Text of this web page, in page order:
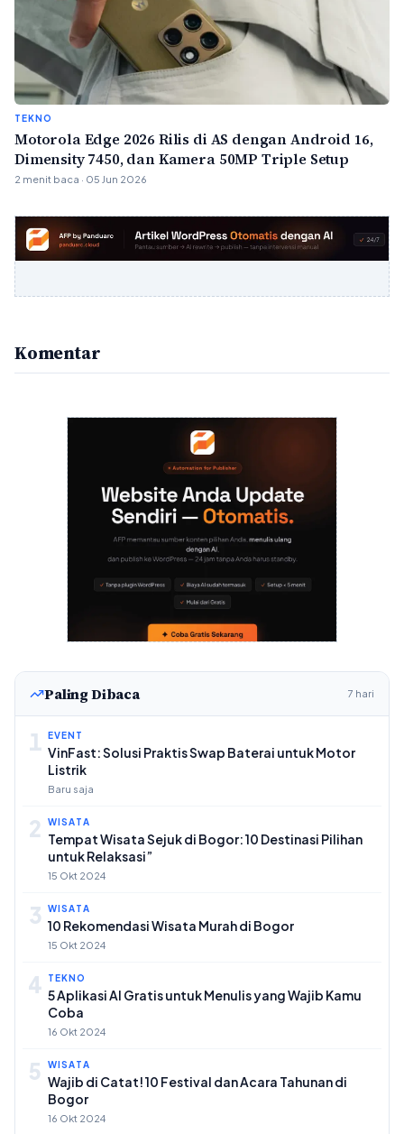
TEKNO
Motorola Edge 2026 Rilis di AS dengan Android 16,
Dimensity 7450, dan Kamera 50MP Triple Setup
2 menit baca · 05 Jun 2026
Komentar
Paling Dibaca 7 hari
1 EVENT
VinFast: Solusi Praktis Swap Baterai untuk Motor
Listrik
Baru saja
2 WISATA
Tempat Wisata Sejuk di Bogor: 10 Destinasi Pilihan
untuk Relaksasi”
15 Okt 2024
3 WISATA
10 Rekomendasi Wisata Murah di Bogor
15 Okt 2024
4 TEKNO
5 Aplikasi AI Gratis untuk Menulis yang Wajib Kamu
Coba
16 Okt 2024
5 WISATA
Wajib di Catat! 10 Festival dan Acara Tahunan di
Bogor
16 Okt 2024